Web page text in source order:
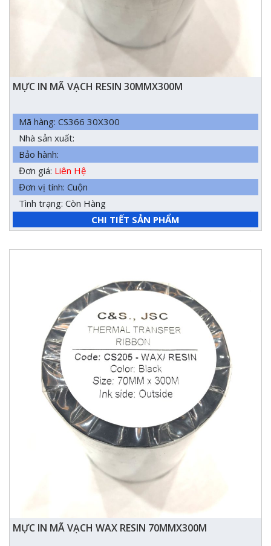
MỰC IN MÃ VẠCH RESIN 30MMX300M
Mã hàng: CS366 30X300
Nhà sản xuất:
Bảo hành:
Đơn giá: Liên Hệ
Đơn vị tính: Cuộn
Tình trạng: Còn Hàng
CHI TIẾT SẢN PHẨM
MỰC IN MÃ VẠCH WAX RESIN 70MMX300M